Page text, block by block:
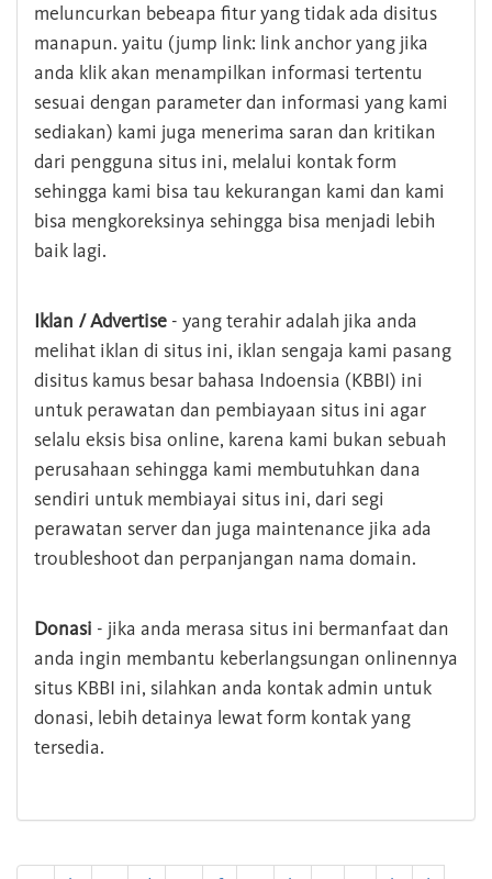
meluncurkan bebeapa fitur yang tidak ada disitus
manapun. yaitu (jump link: link anchor yang jika
anda klik akan menampilkan informasi tertentu
sesuai dengan parameter dan informasi yang kami
sediakan) kami juga menerima saran dan kritikan
dari pengguna situs ini, melalui kontak form
sehingga kami bisa tau kekurangan kami dan kami
bisa mengkoreksinya sehingga bisa menjadi lebih
baik lagi.
Iklan / Advertise - yang terahir adalah jika anda
melihat iklan di situs ini, iklan sengaja kami pasang
disitus kamus besar bahasa Indoensia (KBBI) ini
untuk perawatan dan pembiayaan situs ini agar
selalu eksis bisa online, karena kami bukan sebuah
perusahaan sehingga kami membutuhkan dana
sendiri untuk membiayai situs ini, dari segi
perawatan server dan juga maintenance jika ada
troubleshoot dan perpanjangan nama domain.
Donasi - jika anda merasa situs ini bermanfaat dan
anda ingin membantu keberlangsungan onlinennya
situs KBBI ini, silahkan anda kontak admin untuk
donasi, lebih detainya lewat form kontak yang
tersedia.